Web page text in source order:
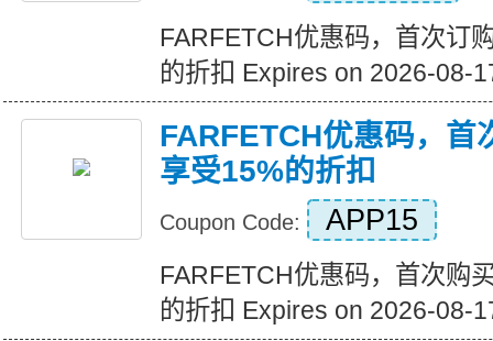
FARFETCH优惠码，首次订
的折扣 Expires on 2026-08-
FARFETCH优惠码，首
享受15%的折扣
Coupon Code: APP15
FARFETCH优惠码，首次购
的折扣 Expires on 2026-08-